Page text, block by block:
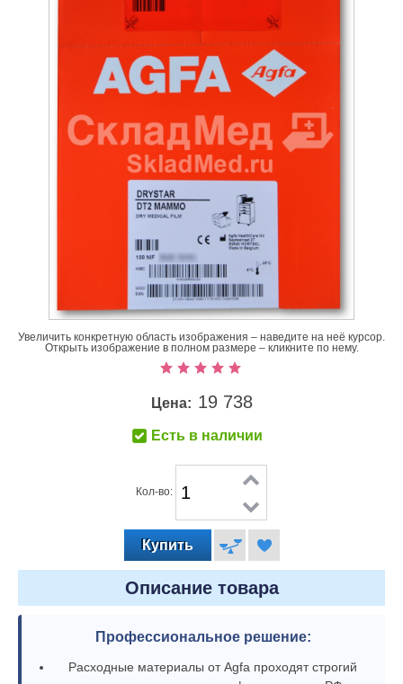
Увеличить конкретную область изображения – наведите на неё курсор.
Открыть изображение в полном размере – кликните по нему.
Цена: 19 738
Есть в наличии
Кол-во:
Описание товара
Профессиональное решение:
Расходные материалы от Agfa проходят строгий